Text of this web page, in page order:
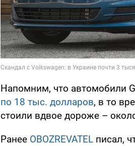
Напомним, что автомобили
по 18 тыс. долларов, в то
стоили вдвое дороже –
Ранее OBOZREVATEL писал,